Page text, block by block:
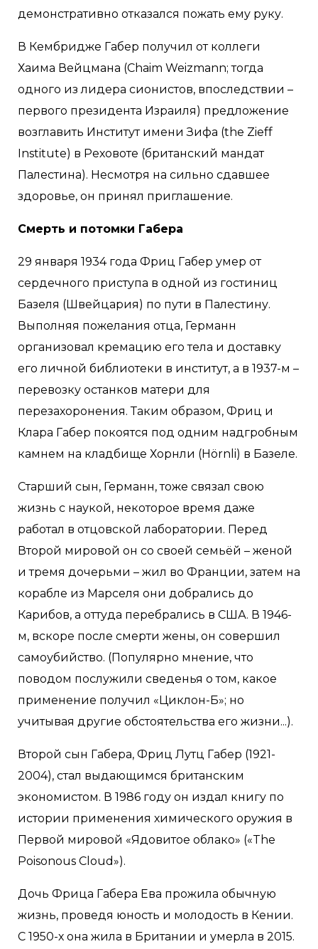
демонстративно отказался пожать ему руку.
В Кембридже Габер получил от коллеги
Хаима Вейцмана (Chaim Weizmann; тогда
одного из лидера сионистов, впоследствии –
первого президента Израиля) предложение
возглавить Институт имени Зифа (the Zieff
Institute) в Реховоте (британский мандат
Палестина). Несмотря на сильно сдавшее
здоровье, он принял приглашение.
Смерть и потомки Габера
29 января 1934 года Фриц Габер умер от
сердечного приступа в одной из гостиниц
Базеля (Швейцария) по пути в Палестину.
Выполняя пожелания отца, Германн
организовал кремацию его тела и доставку
его личной библиотеки в институт, а в 1937-м –
перевозку останков матери для
перезахоронения. Таким образом, Фриц и
Клара Габер покоятся под одним надгробным
камнем на кладбище Хорнли (Hörnli) в Базеле.
Старший сын, Германн, тоже связал свою
жизнь с наукой, некоторое время даже
работал в отцовской лаборатории. Перед
Второй мировой он со своей семьёй – женой
и тремя дочерьми – жил во Франции, затем на
корабле из Марселя они добрались до
Карибов, а оттуда перебрались в США. В 1946-
м, вскоре после смерти жены, он совершил
самоубийство. (Популярно мнение, что
поводом послужили сведенья о том, какое
применение получил «Циклон-Б»; но
учитывая другие обстоятельства его жизни...).
Второй сын Габера, Фриц Лутц Габер (1921-
2004), стал выдающимся британским
экономистом. В 1986 году он издал книгу по
истории применения химического оружия в
Первой мировой «Ядовитое облако» («The
Poisonous Cloud»).
Дочь Фрица Габера Ева прожила обычную
жизнь, проведя юность и молодость в Кении.
С 1950-х она жила в Британии и умерла в 2015.